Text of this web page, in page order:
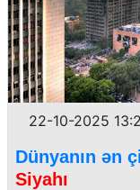
22-10-2025
Dünyanın ən
Siyahı